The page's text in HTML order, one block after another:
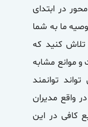
در ابتدای
ما به شما
کنید که
و موانع مشابه
توانمند
واقع مدیران
کافی در این